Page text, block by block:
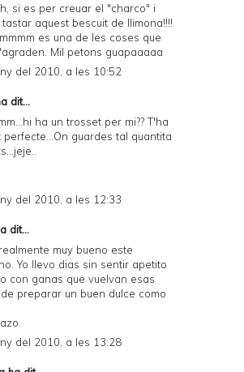
si es per creuar el "charco" i
aquest bescuit de llimona!!!!
es una de les coses que
Mil petons guapaaaaa
del 2010, a les 10:52
dit...
ha un trosset per mi?? T'ha
perfecte...On guardes tal quantita
del 2010, a les 12:33
dit...
muy bueno este
Yo llevo dias sin sentir apetito
con ganas que vuelvan esas
preparar un buen dulce como
del 2010, a les 13:28